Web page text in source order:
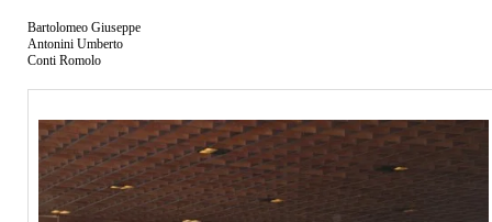
Bartolomeo Giuseppe
Antonini Umberto
Conti Romolo